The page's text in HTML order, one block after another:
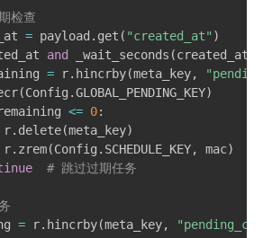
检查
= payload . get ( "created_at" )
and _wait_seconds (created_at
= r. hincrby(meta_key,
(Config .GLOBAL_PENDING_KEY)
<= 0:
r
. delete(meta_key)
r
. zrem(Config . SCHEDULE_KEY, mac)
# 跳过过期任务
= r. hincrby(meta_key,